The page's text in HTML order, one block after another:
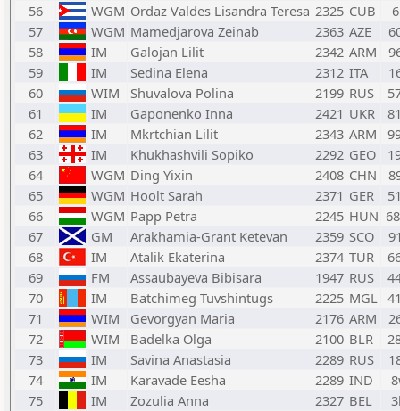
56
WGM Ordaz Valdes Lisandra Teresa 2325 CUB
57
WGM Mamedjarova Zeinab 2363 AZE
58
IM Galojan Lilit 2342 ARM
59
IM Sedina Elena 2312 ITA
60
WIM Shuvalova Polina 2199 RUS
61
IM Gaponenko Inna 2421 UKR
62
IM Mkrtchian Lilit 2343 ARM
63
IM Khukhashvili Sopiko 2292 GEO
64
WGM Ding Yixin 2408 CHN
65
WGM Hoolt Sarah 2371 GER
66
WGM Papp Petra 2245 HUN
67
GM Arakhamia-Grant Ketevan 2359 SCO
68
IM Atalik Ekaterina 2374 TUR
69
FM Assaubayeva Bibisara 1947 RUS
70
IM Batchimeg Tuvshintugs 2225 MGL
71
WIM Gevorgyan Maria 2176 ARM
72
WIM Badelka Olga 2100 BLR
73
IM Savina Anastasia 2289 RUS
74
IM Karavade Eesha 2289 IND
75
IM Zozulia Anna 2327 BEL